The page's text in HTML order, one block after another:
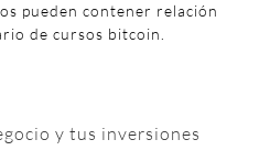
pueden contener relación
de cursos bitcoin.
y tus inversiones